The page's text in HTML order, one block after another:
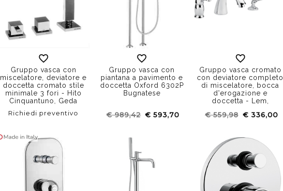
Gruppo vasca con
miscelatore, deviatore e
doccetta cromato stile
minimale 3 fori - Hito
Cinquantuno, Geda
Richiedi preventivo
Gruppo vasca con
piantana a pavimento e
doccetta Oxford 6302P
Bugnatese
€ 989,42 € 593,70
Gruppo vasca cromato
con deviatore completo
di miscelatore, bocca
d'erogazione e
doccetta - Lem,
€ 559,98 € 336,00